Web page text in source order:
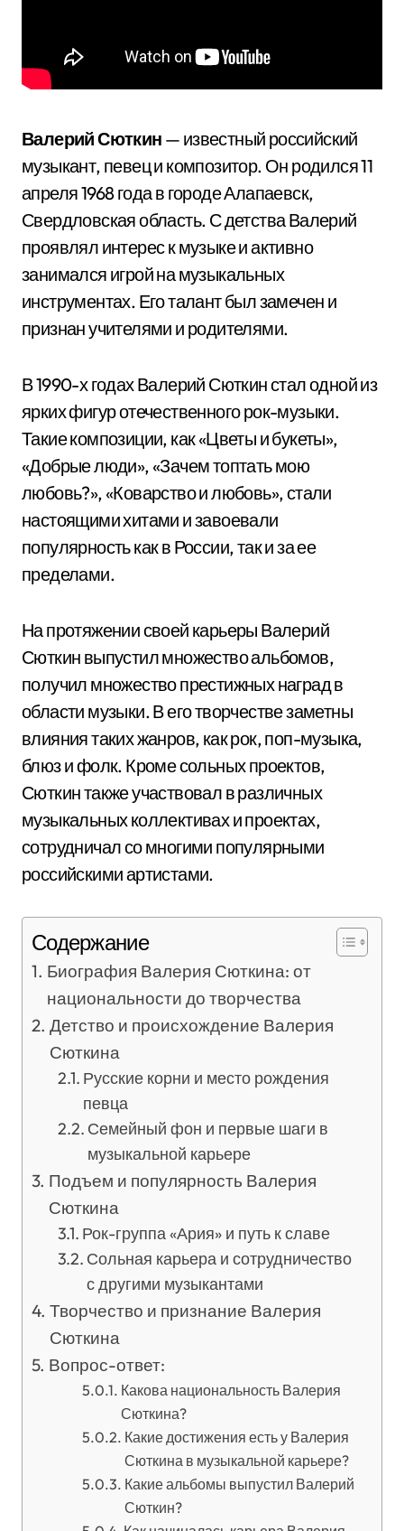
Валерий Сюткин — известный российский
музыкант, певец и композитор. Он родился 11
апреля 1968 года в городе Алапаевск,
Свердловская область. С детства Валерий
проявлял интерес к музыке и активно
занимался игрой на музыкальных
инструментах. Его талант был замечен и
признан учителями и родителями.
В 1990-х годах Валерий Сюткин стал одной из
ярких фигур отечественного рок-музыки.
Такие композиции, как «Цветы и букеты»,
«Добрые люди», «Зачем топтать мою
любовь?», «Коварство и любовь», стали
настоящими хитами и завоевали
популярность как в России, так и за ее
пределами.
На протяжении своей карьеры Валерий
Сюткин выпустил множество альбомов,
получил множество престижных наград в
области музыки. В его творчестве заметны
влияния таких жанров, как рок, поп-музыка,
блюз и фолк. Кроме сольных проектов,
Сюткин также участвовал в различных
музыкальных коллективах и проектах,
сотрудничал со многими популярными
российскими артистами.
Содержание
Биография Валерия Сюткина: от
национальности до творчества
Детство и происхождение Валерия
Сюткина
Русские корни и место рождения
певца
Семейный фон и первые шаги в
музыкальной карьере
Подъем и популярность Валерия
Сюткина
Рок-группа «Ария» и путь к славе
Сольная карьера и сотрудничество
с другими музыкантами
Творчество и признание Валерия
Сюткина
Вопрос-ответ:
Какова национальность Валерия
Сюткина?
Какие достижения есть у Валерия
Сюткина в музыкальной карьере?
Какие альбомы выпустил Валерий
Сюткин?